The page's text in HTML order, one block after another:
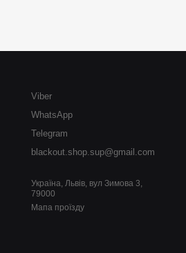
Viber
WhatsApp
Telegram
blackout.shop.sup@gmail.com
Україна, Львів, вул Зимова 3,
79000
Мапа проїзду